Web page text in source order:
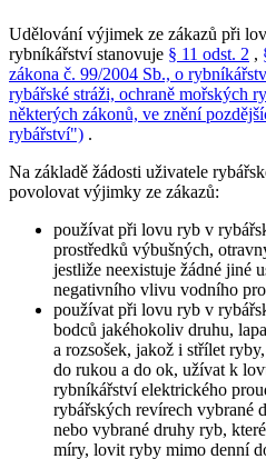
Udělování výjimek ze zákazů při
rybníkářství stanovuje § 11 odst. 2 ,
zákona č. 99/2004 Sb., o
rybářské stráži, ochraně mořských
některých zákonů, ve znění
rybářství") .
Na základě žádosti uživatele
povolovat výjimky ze zákazů:
používat při lovu ryb v
prostředků výbušných,
jestliže neexistuje žádné jiné
negativního vlivu vodního
používat při lovu ryb v
bodců jakéhokoliv druhu,
a rozsošek, jakož i střílet
do rukou a do ok, užívat k
rybníkářství elektrického
rybářských revírech vybrané
nebo vybrané druhy ryb,
míry, lovit ryby mimo denní